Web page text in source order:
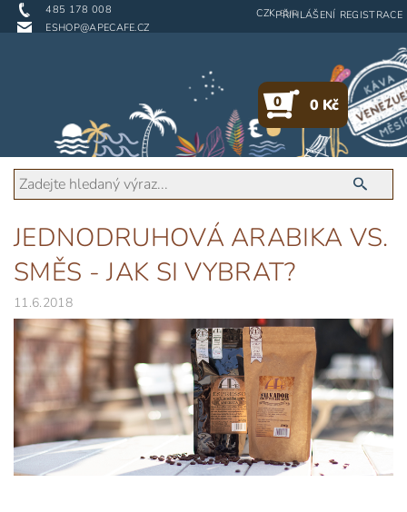
485 178 008
ESHOP@APECAFE.CZ
CZK EUR
PŘIHLÁŠENÍ REGISTRACE
0 0 Kč
JEDNODRUHOVÁ ARABIKA VS.
SMĚS - JAK SI VYBRAT?
11.6.2018